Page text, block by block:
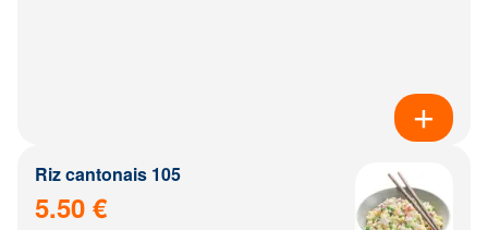
Riz cantonais 105
5.50 €